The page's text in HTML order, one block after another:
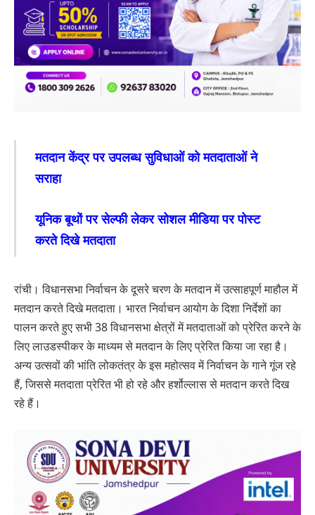
मतदान केंद्र पर उपलब्ध सुविधाओं को मतदाताओं ने
सराहा
यूनिक बूथों पर सेल्फी लेकर सोशल मीडिया पर पोस्ट
करते दिखे मतदाता
रांची। विधानसभा निर्वाचन के दूसरे चरण के मतदान में उत्साहपूर्ण माहौल में
मतदान करते दिखे मतदाता। भारत निर्वाचन आयोग के दिशा निर्देशों का
पालन करते हुए सभी 38 विधानसभा क्षेत्रों में मतदाताओं को प्रेरित करने के
लिए लाउडस्पीकर के माध्यम से मतदान के लिए प्रेरित किया जा रहा है।
अन्य उत्सवों की भांति लोकतंत्र के इस महोत्सव में निर्वाचन के गाने गूंज रहे
हैं, जिससे मतदाता प्रेरित भी हो रहे और हर्शोल्लास से मतदान करते दिख
रहे हैं।